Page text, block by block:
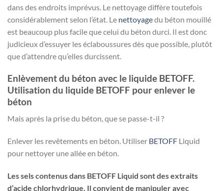
dans des endroits imprévus. Le nettoyage diffère toutefois
considérablement selon l’état. Le nettoyagedu béton mouillé
est beaucoup plus facile que celui du béton durci. Il est donc
judicieux d’essuyer les éclaboussures dès que possible, plutôt
que d’attendre qu’elles durcissent.
Enlèvement du béton avec le liquide BETOFF.
Utilisation du liquide BETOFF pour enlever le
béton
Mais après la prise du béton, que se passe-t-il ?
Enlever les revêtements en béton. Utiliser BETOFF Liquid
pour nettoyer une allée en béton.
Les sels contenus dans BETOFF Liquid sont des extraits
d’acide chlorhydrique. Il convient de manipuler avec